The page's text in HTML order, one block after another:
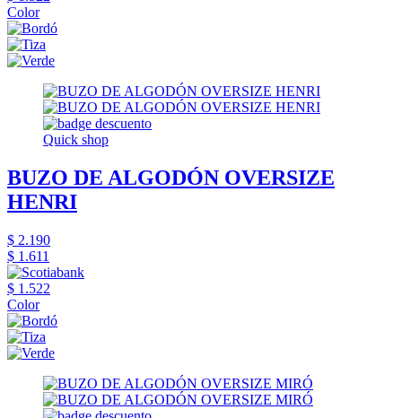
Color
Quick shop
BUZO DE ALGODÓN OVERSIZE
HENRI
$ 2.190
$ 1.611
$ 1.522
Color